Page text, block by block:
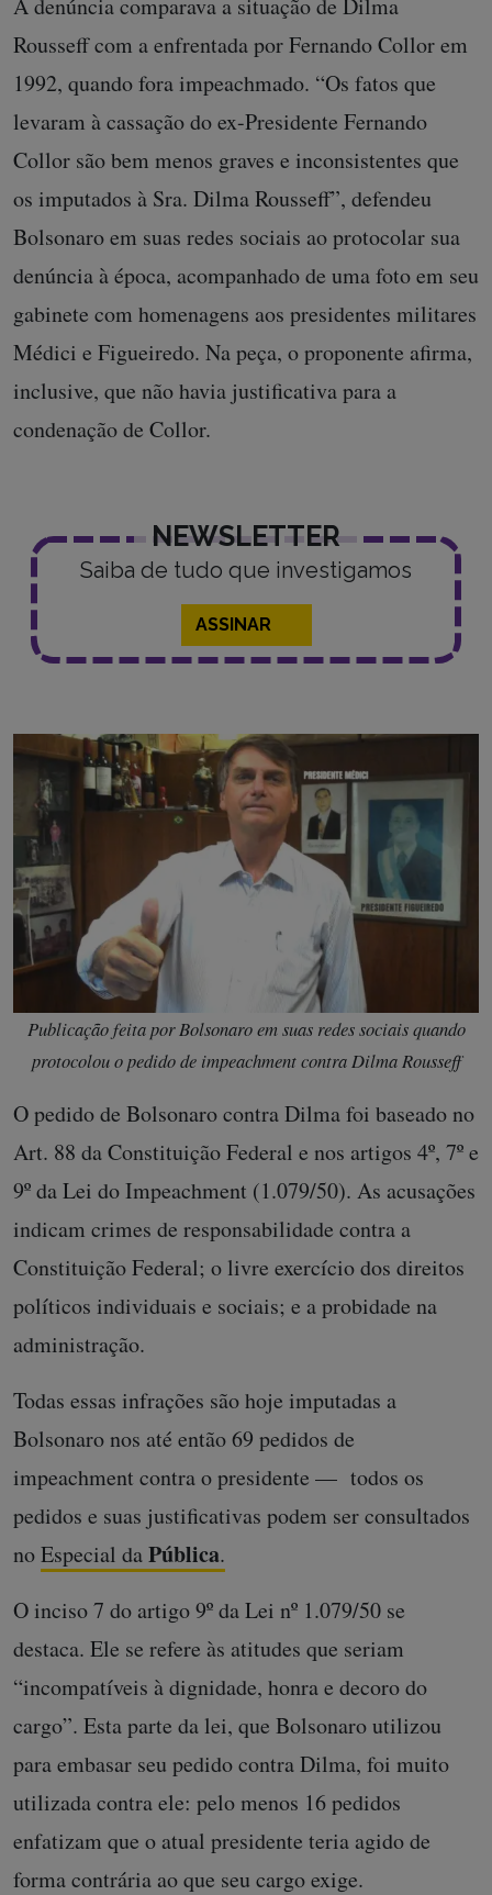
Rousseff com a enfrentada por Fernando Collor em
1992, quando fora impeachmado. “Os fatos que
levaram à cassação do ex-Presidente Fernando
Collor são bem menos graves e inconsistentes que
os imputados à Sra. Dilma Rousseff”, defendeu
Bolsonaro em suas redes sociais ao protocolar sua
denúncia à época, acompanhado de uma foto em seu
gabinete com homenagens aos presidentes militares
Médici e Figueiredo. Na peça, o proponente afirma,
inclusive, que não havia justificativa para a
condenação de Collor.
NEWSLETTER
Saiba de tudo que investigamos
ASSINAR
Publicação feita por Bolsonaro em suas redes sociais quando
protocolou o pedido de impeachment contra Dilma Rousseff
O pedido de Bolsonaro contra Dilma foi baseado no
Art. 88 da Constituição Federal e nos artigos 4º, 7º e
9º da Lei do Impeachment (1.079/50). As acusações
indicam crimes de responsabilidade contra a
Constituição Federal; o livre exercício dos direitos
políticos individuais e sociais; e a probidade na
administração.
Todas essas infrações são hoje imputadas a
Bolsonaro nos até então 69 pedidos de
impeachment contra o presidente — todos os
pedidos e suas justificativas podem ser consultados
noEspecial daPública.
O inciso 7 do artigo 9º da Lei nº 1.079/50 se
destaca. Ele se refere às atitudes que seriam
“incompatíveis à dignidade, honra e decoro do
cargo”. Esta parte da lei, que Bolsonaro utilizou
para embasar seu pedido contra Dilma, foi muito
utilizada contra ele: pelo menos 16 pedidos
enfatizam que o atual presidente teria agido de
forma contrária ao que seu cargo exige.